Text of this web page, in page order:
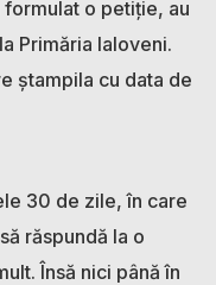
o petiție, au
Primăria Ialoveni.
ștampila cu data de
30 de zile, în care
răspundă la o
Însă nici până în